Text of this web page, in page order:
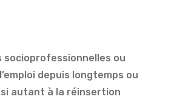
ou
depuis longtemps ou
autant à la réinsertion